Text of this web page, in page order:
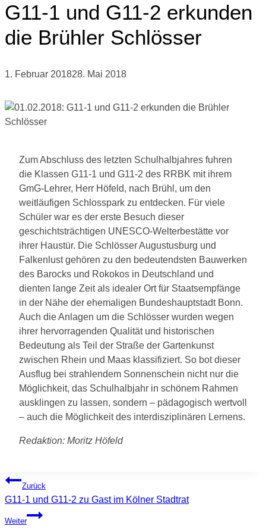
G11-1 und G11-2 erkunden
die Brühler Schlösser
1. Februar 201828. Mai 2018
Zum Abschluss des letzten Schulhalbjahres fuhren
die Klassen G11-1 und G11-2 des RRBK mit ihrem
GmG-Lehrer, Herr Höfeld, nach Brühl, um den
weitläufigen Schlosspark zu entdecken. Für viele
Schüler war es der erste Besuch dieser
geschichtsträchtigen UNESCO-Welterbestätte vor
ihrer Haustür. Die Schlösser Augustusburg und
Falkenlust gehören zu den bedeutendsten Bauwerken
des Barocks und Rokokos in Deutschland und
dienten lange Zeit als idealer Ort für Staatsempfänge
in der Nähe der ehemaligen Bundeshauptstadt Bonn.
Auch die Anlagen um die Schlösser wurden wegen
ihrer hervorragenden Qualität und historischen
Bedeutung als Teil der Straße der Gartenkunst
zwischen Rhein und Maas klassifiziert. So bot dieser
Ausflug bei strahlendem Sonnenschein nicht nur die
Möglichkeit, das Schulhalbjahr in schönem Rahmen
ausklingen zu lassen, sondern – pädagogisch wertvoll
– auch die Möglichkeit des interdisziplinären Lernens.
Redaktion: Moritz Höfeld
Beitragsnavigation
Zurück
G11-1 und G11-2 zu Gast im Kölner Stadtrat
Weiter